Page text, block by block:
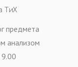
ТиХ
предмета
анализом
9.00